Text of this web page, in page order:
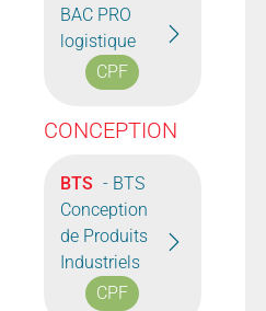
BAC PRO
logistique
CPF
CONCEPTION
BTS - BTS
Conception
de Produits
Industriels
CPF